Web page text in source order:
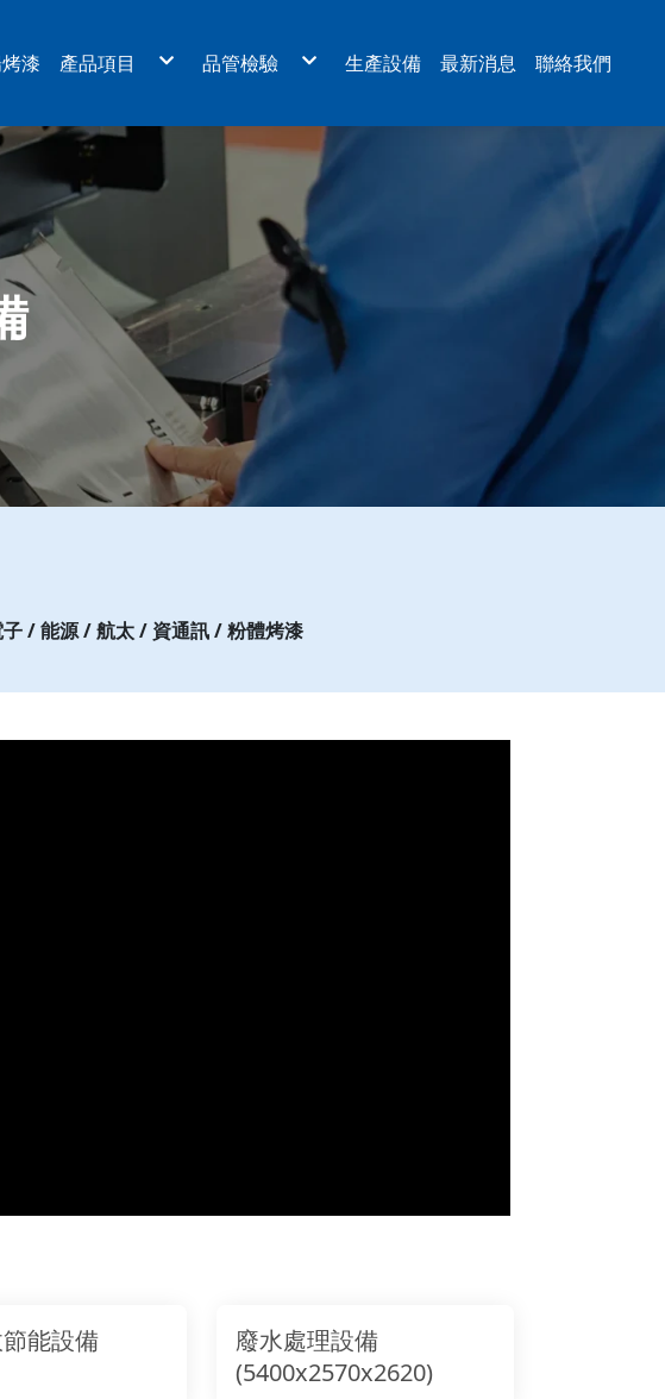
漆 產品項目
半導體設備
能源設備
5T鋁板
移印設備
品管檢驗 生產設備 最新消息 聯絡我們
/ 能源 / 航太 / 資通訊 / 粉體烤漆
能設備
廢水處理設備
(5400x2570x2620)